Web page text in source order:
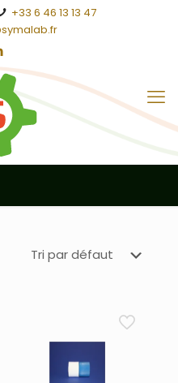
+33 6 46 13 13 47